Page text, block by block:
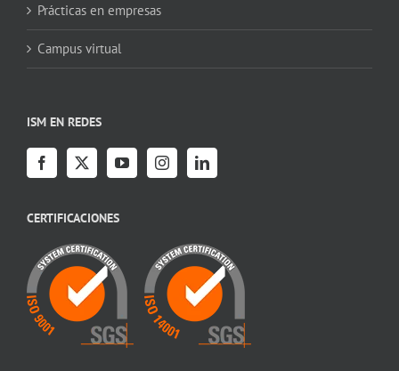
Prácticas en empresas
Campus virtual
ISM EN REDES
CERTIFICACIONES